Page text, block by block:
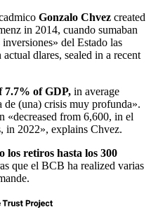
Gonzalo Chvez created
in 2014, cuando sumaban
del Estado las
dlares, sealed in a recent
7.7% of GDP, in average
de (una) crisis muy profunda».
«decreased from 6,600, in el
in 2022», explains Chvez.
los retiros hasta los 300
que el BCB ha realized varias